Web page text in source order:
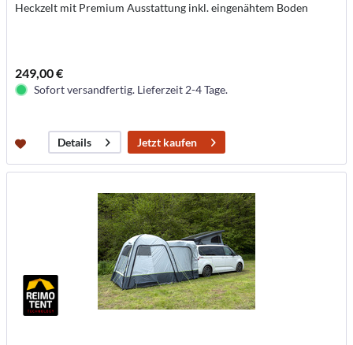
Heckzelt mit Premium Ausstattung inkl. eingenähtem Boden
249,00 €
Sofort versandfertig. Lieferzeit 2-4 Tage.
Details Jetzt kaufen